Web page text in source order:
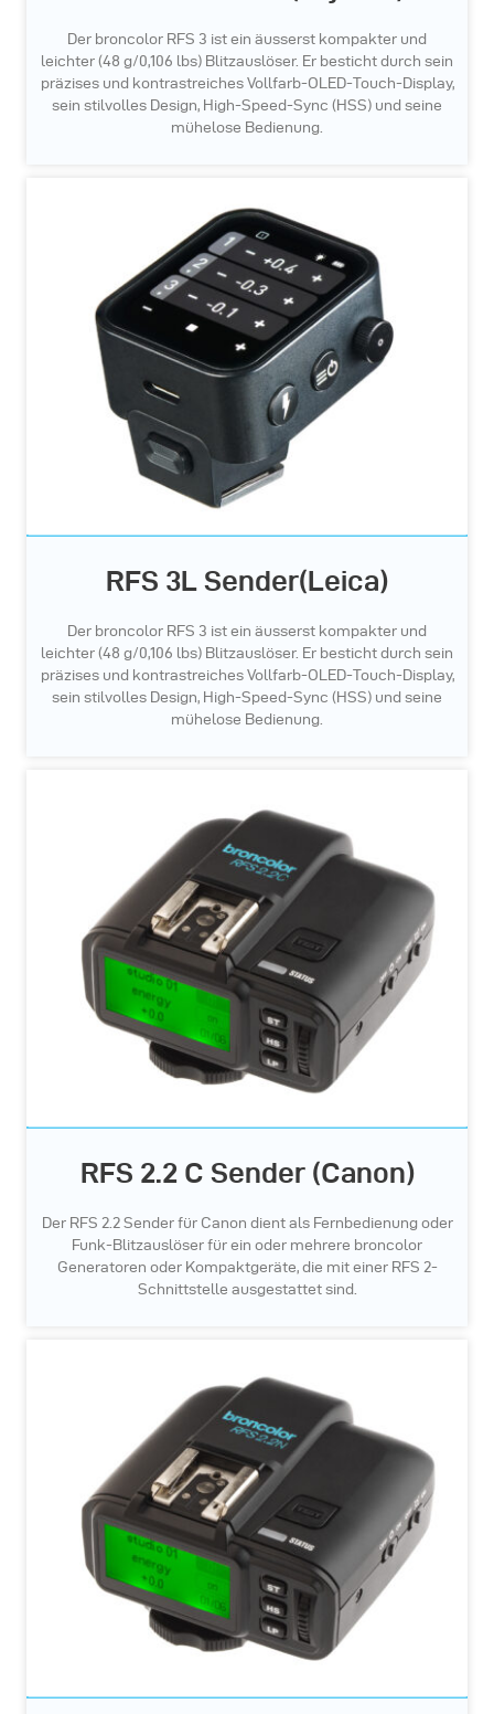
Der broncolor RFS 3 ist ein äusserst kompakter und
leichter (48 g/0,106 lbs) Blitzauslöser. Er besticht durch sein
präzises und kontrastreiches Vollfarb-OLED-Touch-Display,
sein stilvolles Design, High-Speed-Sync (HSS) und seine
mühelose Bedienung.
RFS 3L Sender(Leica)
Der broncolor RFS 3 ist ein äusserst kompakter und
leichter (48 g/0,106 lbs) Blitzauslöser. Er besticht durch sein
präzises und kontrastreiches Vollfarb-OLED-Touch-Display,
sein stilvolles Design, High-Speed-Sync (HSS) und seine
mühelose Bedienung.
RFS 2.2 C Sender (Canon)
Der RFS 2.2 Sender für Canon dient als Fernbedienung oder
Funk-Blitzauslöser für ein oder mehrere broncolor
Generatoren oder Kompaktgeräte, die mit einer RFS 2-
Schnittstelle ausgestattet sind.